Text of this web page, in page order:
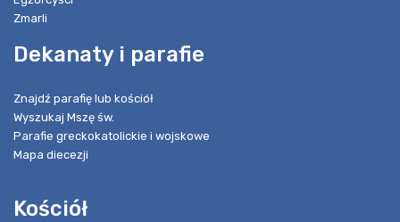
Zmarli
Dekanaty i parafie
Znajdź parafię lub kościół
Wyszukaj Mszę św.
Parafie greckokatolickie i wojskowe
Mapa diecezji
Kościół